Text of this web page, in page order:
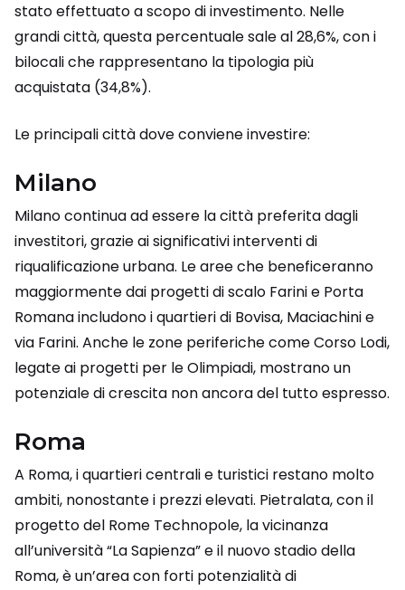
stato effettuato a scopo di investimento. Nelle
grandi città, questa percentuale sale al 28,6%, con i
bilocali che rappresentano la tipologia più
acquistata (34,8%).
Le principali città dove conviene investire:
Milano
Milano continua ad essere la città preferita dagli
investitori, grazie ai significativi interventi di
riqualificazione urbana. Le aree che beneficeranno
maggiormente dai progetti di scalo Farini e Porta
Romana includono i quartieri di Bovisa, Maciachini e
via Farini. Anche le zone periferiche come Corso Lodi,
legate ai progetti per le Olimpiadi, mostrano un
potenziale di crescita non ancora del tutto espresso.
Roma
A Roma, i quartieri centrali e turistici restano molto
ambiti, nonostante i prezzi elevati. Pietralata, con il
progetto del Rome Technopole, la vicinanza
all’università “La Sapienza” e il nuovo stadio della
Roma, è un’area con forti potenzialità di